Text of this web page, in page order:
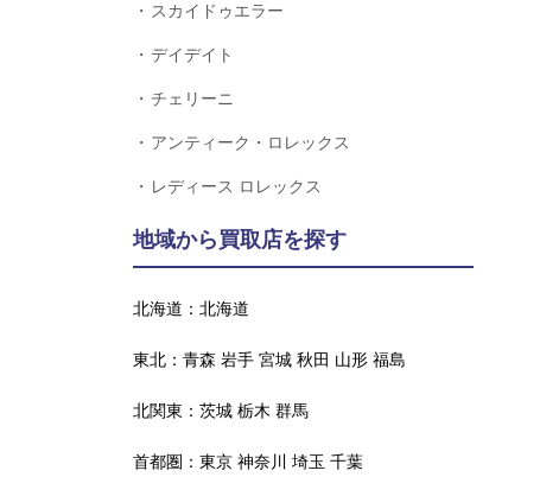
スカイドゥエラー
デイデイト
チェリーニ
アンティーク・ロレックス
レディース ロレックス
地域から買取店を探す
北海道： 北海道
東北： 青森 岩手 宮城 秋田 山形 福島
北関東： 茨城 栃木 群馬
首都圏： 東京 神奈川 埼玉 千葉